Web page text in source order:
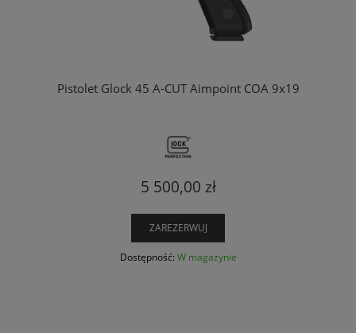
Pistolet Glock 45 A-CUT Aimpoint COA 9x19
5 500,00 zł
ZAREZERWUJ
Dostępność: W magazynie